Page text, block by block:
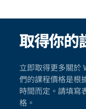
取得你的
立即取得更多關於
們的課程價格是根
時間而定。請填寫
格。